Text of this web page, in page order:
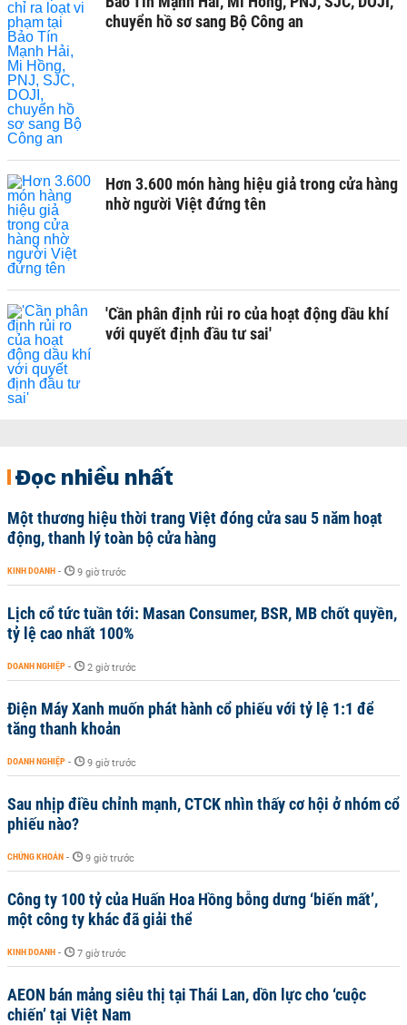
chuyển hồ sơ sang Bộ Công an
Hơn 3.600 món hàng hiệu giả trong cửa hàng
nhờ người Việt đứng tên
'Cần phân định rủi ro của hoạt động dầu khí
với quyết định đầu tư sai'
Đọc nhiều nhất
Một thương hiệu thời trang Việt đóng cửa sau 5 năm hoạt
động, thanh lý toàn bộ cửa hàng
KINH DOANH - 9 giờ trước
Lịch cổ tức tuần tới: Masan Consumer, BSR, MB chốt quyền,
tỷ lệ cao nhất 100%
DOANH NGHIỆP - 2 giờ trước
Điện Máy Xanh muốn phát hành cổ phiếu với tỷ lệ 1:1 để
tăng thanh khoản
DOANH NGHIỆP - 9 giờ trước
Sau nhịp điều chỉnh mạnh, CTCK nhìn thấy cơ hội ở nhóm cổ
phiếu nào?
CHỨNG KHOÁN - 9 giờ trước
Công ty 100 tỷ của Huấn Hoa Hồng bỗng dưng ‘biến mất’,
một công ty khác đã giải thể
KINH DOANH - 7 giờ trước
AEON bán mảng siêu thị tại Thái Lan, dồn lực cho ‘cuộc
chiến’ tại Việt Nam